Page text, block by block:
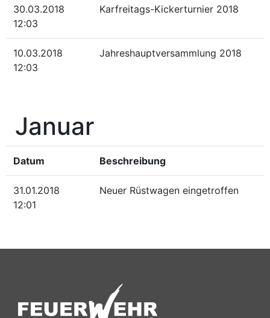
30.03.2018
12:03
Karfreitags-Kickerturnier 2018
10.03.2018
12:03
Jahreshauptversammlung 2018
Januar
Datum Beschreibung
31.01.2018
12:01
Neuer Rüstwagen eingetroffen